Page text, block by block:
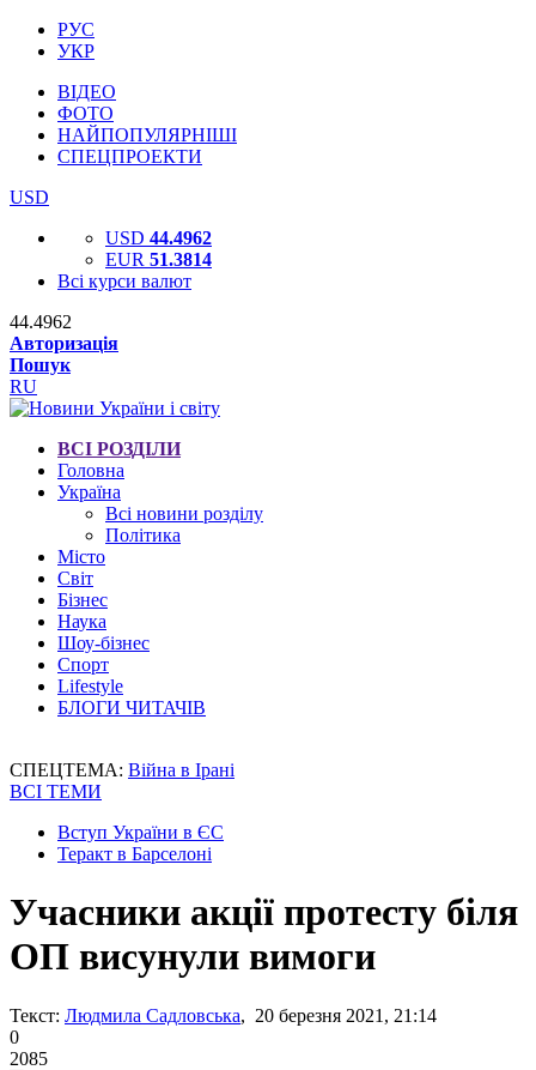
РУС
УКР
ВІДЕО
ФОТО
НАЙПОПУЛЯРНІШІ
СПЕЦПРОЕКТИ
USD
USD 44.4962
EUR 51.3814
Всі курси валют
44.4962
Авторизація
Пошук
RU
ВСІ РОЗДІЛИ
Головна
Україна
Всі новини розділу
Політика
Місто
Світ
Бізнес
Наука
Шоу-бізнес
Спорт
Lifestyle
БЛОГИ ЧИТАЧІВ
СПЕЦТЕМА: Війна в Ірані
ВСІ ТЕМИ
Вступ України в ЄС
Теракт в Барселоні
Учасники акції протесту біля
ОП висунули вимоги
Текст: Людмила Садловська, 20 березня 2021, 21:14
0
2085